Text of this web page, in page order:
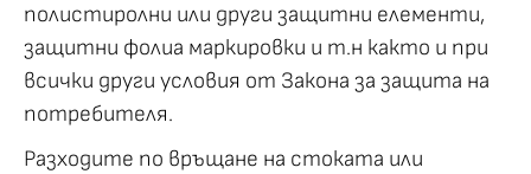
полистиролни или други защитни елементи,
защитни фолиа маркировки и т.н както и при
всички други условия от Закона за защита на
потребителя.
Разходите по връщане на стоката или